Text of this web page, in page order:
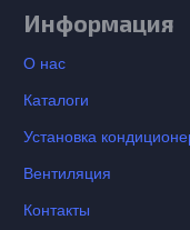
Информация
О нас
Каталоги
Установка
Вентиляция
Контакты